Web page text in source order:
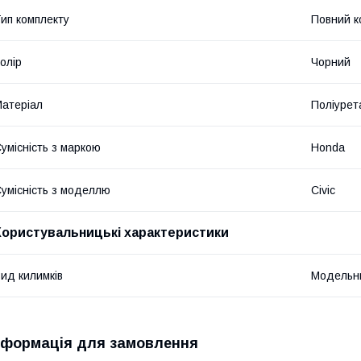
комплекту Повний
Чорний
з маркою Honda
з моделлю Civic
характеристики
килимків
для замовлення